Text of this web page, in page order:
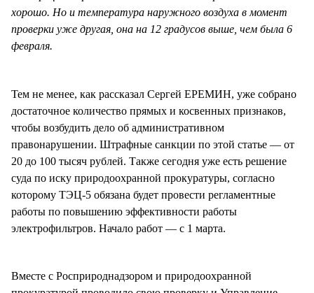
хорошо. Но и температура наружного воздуха в момент
проверки уже другая, она на 12 градусов выше, чем была 6
февраля.
Тем не менее, как рассказал Сергей ЕРЕМИН, уже собрано
достаточное количество прямых и косвенных признаков,
чтобы возбудить дело об административном
правонарушении. Штрафные санкции по этой статье — от
20 до 100 тысяч рублей. Также сегодня уже есть решение
суда по иску природоохранной прокуратуры, согласно
которому ТЭЦ-5 обязана будет провести регламентные
работы по повышению эффективности работы
электрофильтров. Начало работ — с 1 марта.
Вместе с Росприроднадзором и природоохранной